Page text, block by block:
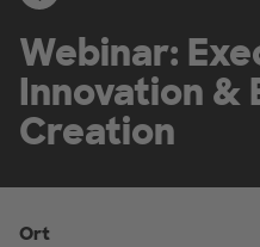
Webinar:
Innovation &
Creation
Ort